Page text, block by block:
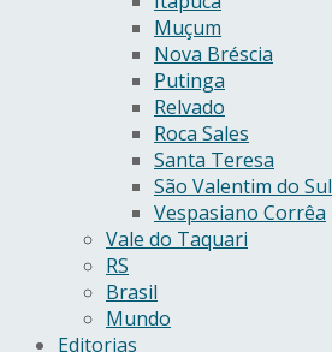
Muçum
Nova Bréscia
Putinga
Relvado
Roca Sales
Santa Teresa
São Valentim do Sul
Vespasiano Corrêa
Vale do Taquari
RS
Brasil
Mundo
Editorias